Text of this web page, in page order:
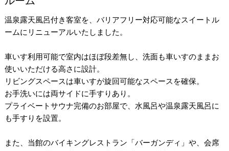
温泉露天風呂付き客室を、バリアフリー対応可能なスイートル
ームにリニューアルいたしました。
車いす利用可能で室内はほぼ段差無し、洗面も車いすのままお
使いいただける高さに設計。
リビングスペースは車いすが旋回可能なスペースを確保。
お手洗いには両サイドに手すりあり。
プライベートサウナ完備のお部屋で、水風呂や温泉露天風呂に
も手すりを設置。
また、当館のバイキングレストラン「バーガンディ」や、会席